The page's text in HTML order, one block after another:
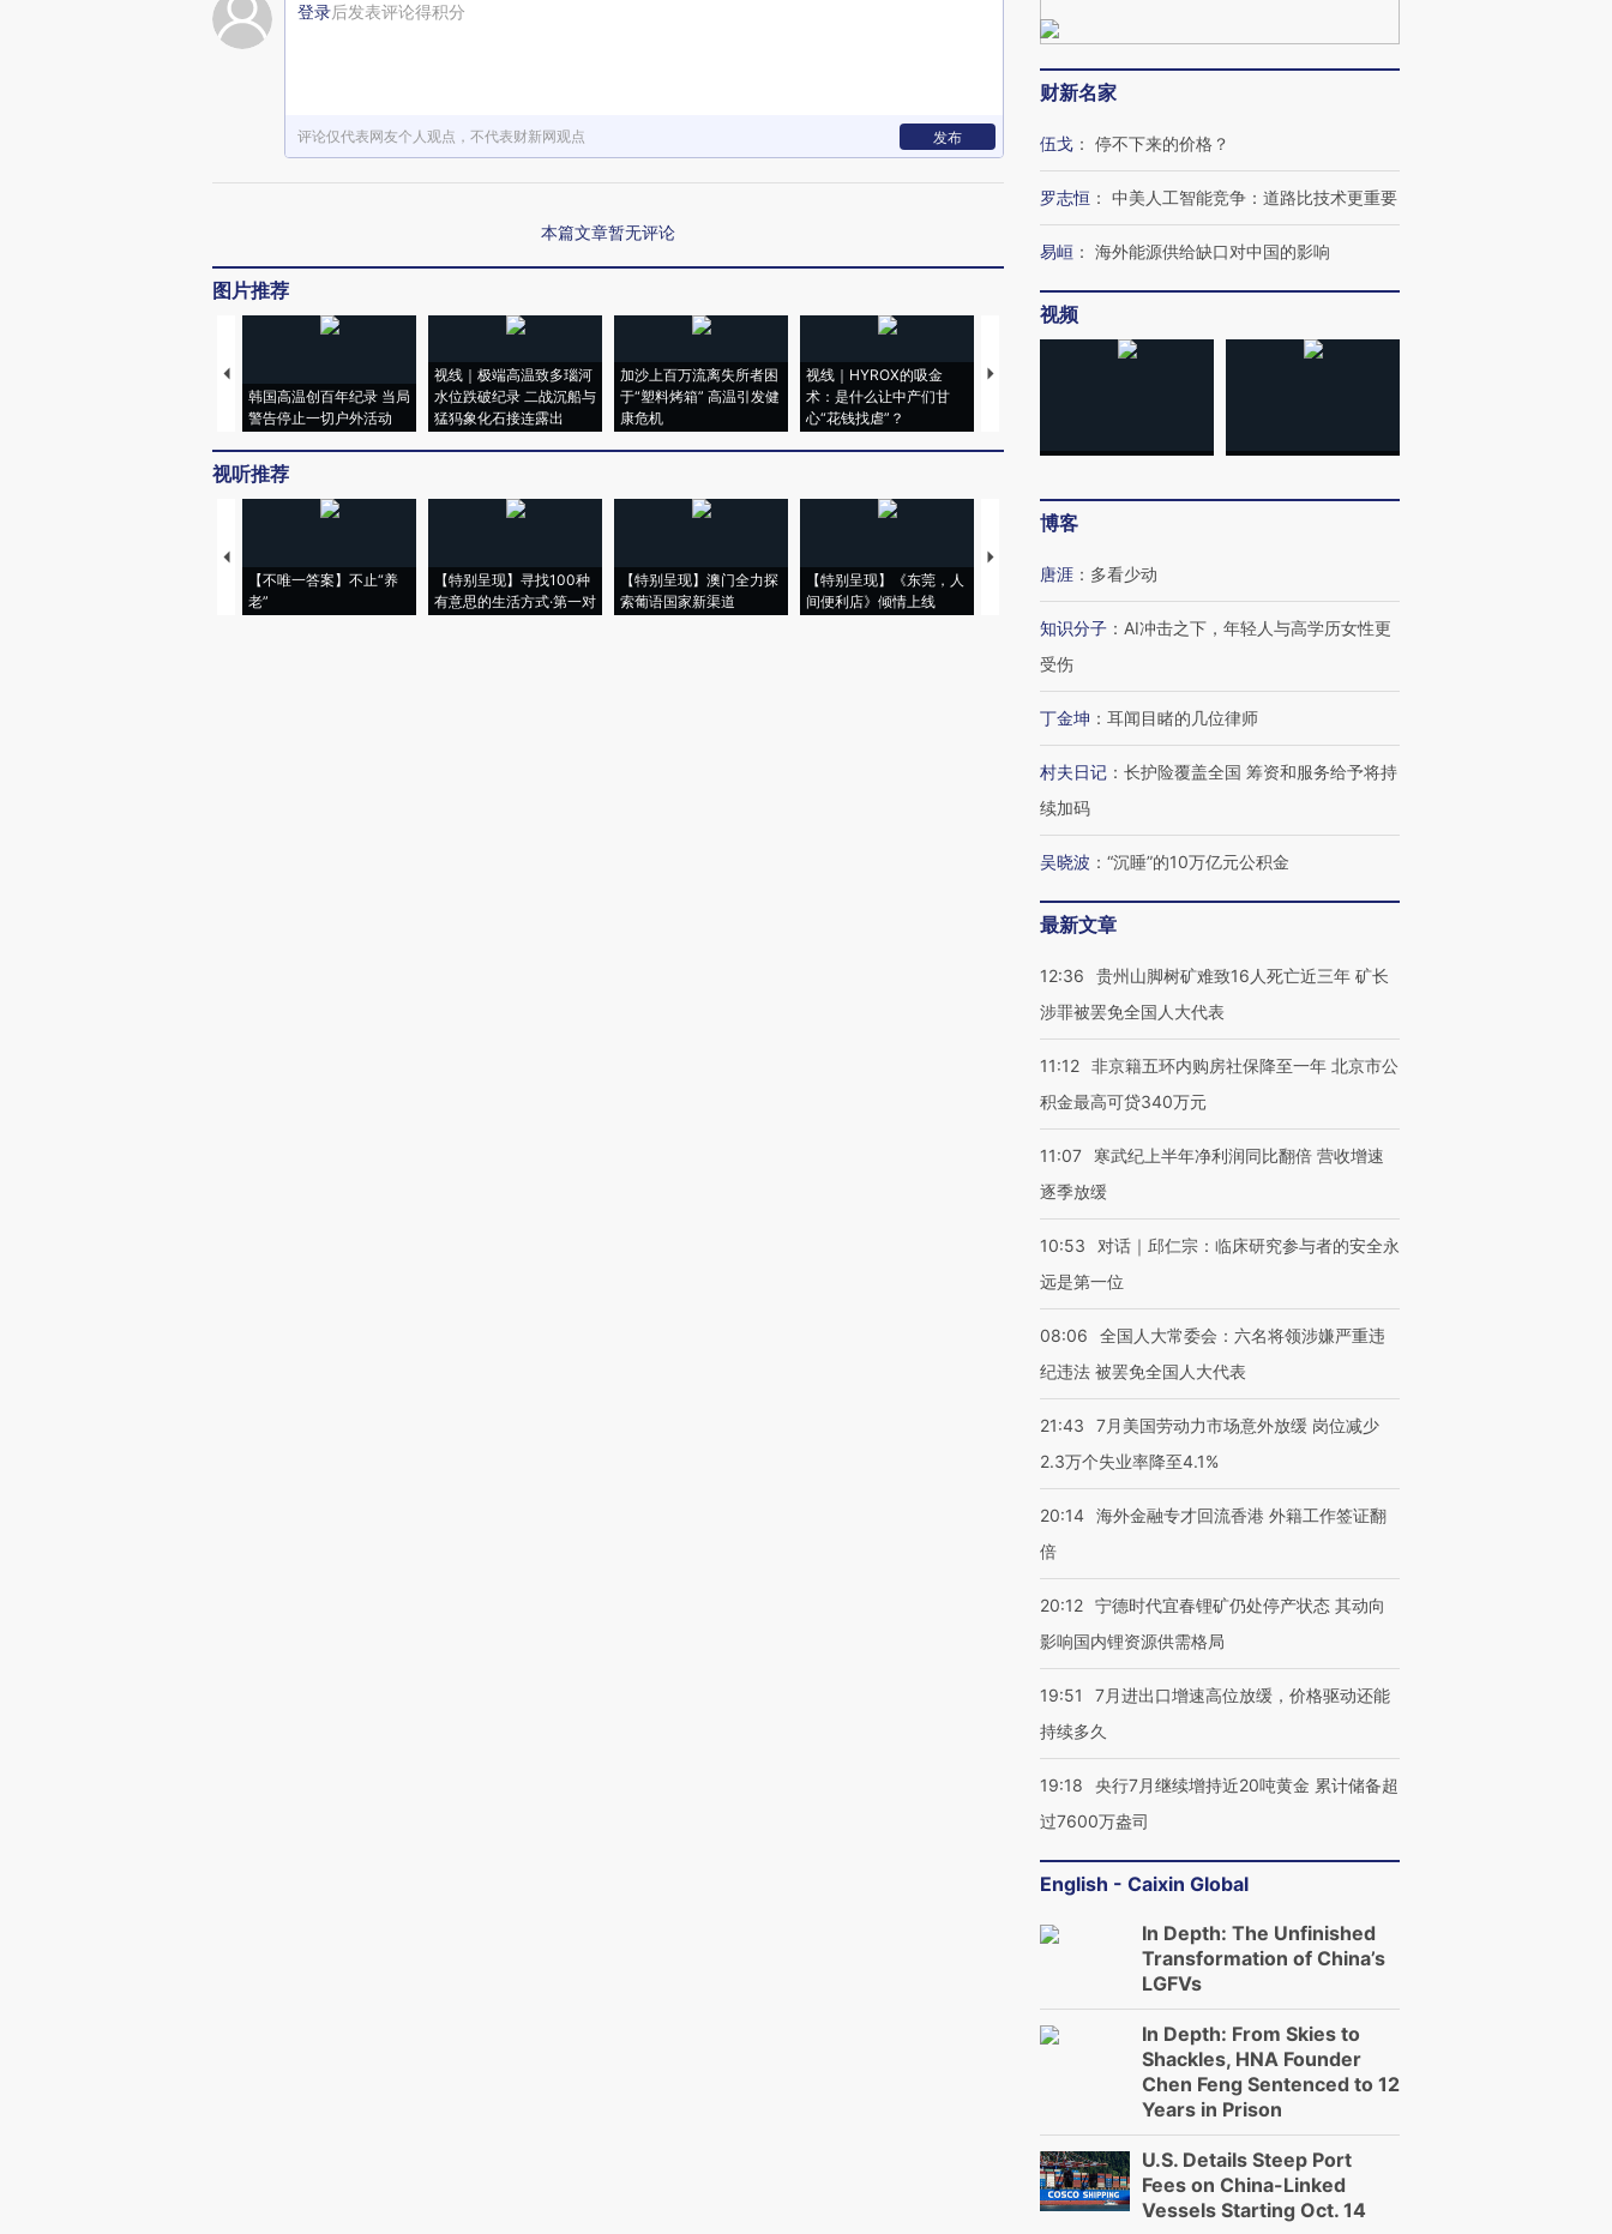
登录后发表评论得积分
评论仅代表网友个人观点，不代表财新网观点 发布
本篇文章暂无评论
图片推荐
韩国高温创百年纪录 当局
警告停止一切户外活动
视线｜极端高温致多瑙河
水位跌破纪录 二战沉船与
猛犸象化石接连露出
加沙上百万流离失所者困
于“塑料烤箱” 高温引发健
康危机
视线｜HYROX的吸金
术：是什么让中产们甘
心“花钱找虐”？
马航飞行员跨国走私7万
视听推荐
【不唯一答案】不止“养
老”
【特别呈现】寻找100种
有意思的生活方式·第一对
【特别呈现】澳门全力探
索葡语国家新渠道
【特别呈现】《东莞，人
间便利店》倾情上线
【推广】走进第四届链博
会，让数智科技“链”接产
有意思的生活方式·第三对
住三大增长引擎是什么？
财新名家
伍戈 ： 停不下来的价格？
罗志恒 ： 中美人工智能竞争：道路比技术更重要
易峘 ： 海外能源供给缺口对中国的影响
视频
博客
唐涯 ： 多看少动
知识分子 ： AI冲击之下，年轻人与高学历女性更
受伤
丁金坤 ： 耳闻目睹的几位律师
村夫日记 ： 长护险覆盖全国 筹资和服务给予将持
续加码
吴晓波 ： “沉睡”的10万亿元公积金
最新文章
12:36
贵州山脚树矿难致16人死亡近三年 矿长
涉罪被罢免全国人大代表
11:12 非京籍五环内购房社保降至一年 北京市公
积金最高可贷340万元
11:07
寒武纪上半年净利润同比翻倍 营收增速
逐季放缓
10:53
对话｜邱仁宗：临床研究参与者的安全永
远是第一位
08:06
全国人大常委会：六名将领涉嫌严重违
纪违法 被罢免全国人大代表
21:43
7月美国劳动力市场意外放缓 岗位减少
2.3万个失业率降至4.1%
20:14 海外金融专才回流香港 外籍工作签证翻
倍
20:12 宁德时代宜春锂矿仍处停产状态 其动向
影响国内锂资源供需格局
19:51
7月进出口增速高位放缓，价格驱动还能
持续多久
19:18
央行7月继续增持近20吨黄金 累计储备超
过7600万盎司
English - Caixin Global
In Depth: The Unfinished
Transformation of China’s
LGFVs
In Depth: From Skies to
Shackles, HNA Founder
Chen Feng Sentenced to 12
Years in Prison
U.S. Details Steep Port
Fees on China-Linked
Vessels Starting Oct. 14